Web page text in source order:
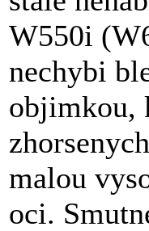
W550i
nechybi
objimkou,
malou
oci.